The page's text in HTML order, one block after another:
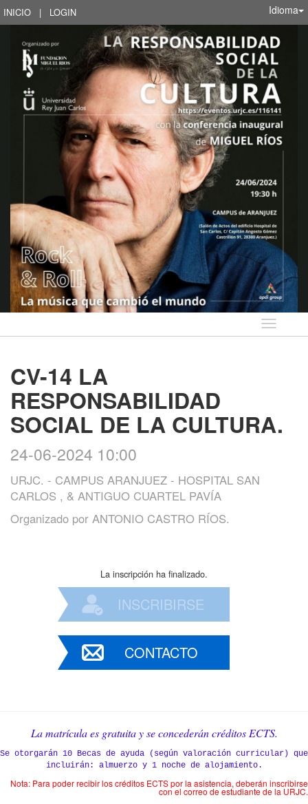
INICIO | LOGIN Idioma
Idioma
CV-14 LA
RESPONSABILIDAD
SOCIAL DE LA CULTURA.
24-06-2024 10:00
URJC. - CAMPUS ARANJUEZ - HOSPITAL SAN
CARLOS , & ANTIGUO CUARTEL PAVÍA
Organizado por ANTONIO CASTRO RÍOS.
La inscripción ha finalizado.
INSCRIBIRSE
CONTACTO
La matrícula es gratuita y se concederán créditos ECTS.
Se otorgarán 10 Becas de ayuda (según valoración curricular) que
incluirán: almuerzo y 1 noche de alojamiento.
Nota: Para poder recibir los créditos ECTS por la asistencia, deberán inscribirse
con el correo de estudiante de la URJC.